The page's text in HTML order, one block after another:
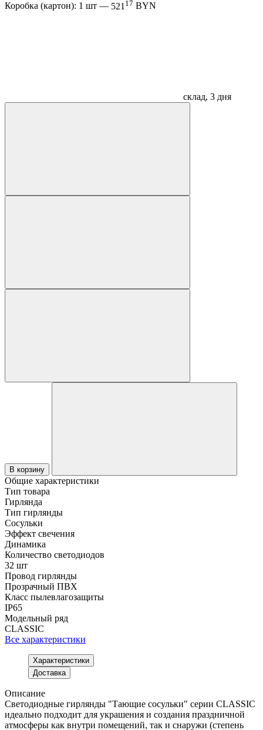
Коробка (картон): 1 шт — 521 17 BYN
склад, 3 дня
В корзину
Общие характеристики
Тип товара
Гирлянда
Тип гирлянды
Сосульки
Эффект свечения
Динамика
Количество светодиодов
32 шт
Провод гирлянды
Прозрачный ПВХ
Класс пылевлагозащиты
IP65
Модельный ряд
CLASSIC
Все характеристики
Характеристики
Доставка
Описание
Светодиодные гирлянды "Тающие сосульки" серии CLASSIC
идеально подходит для украшения и создания праздничной
атмосферы как внутри помещений, так и снаружи (степень